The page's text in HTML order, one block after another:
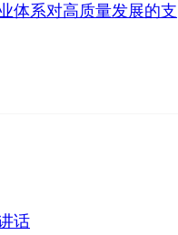
体系对高质量发展的支
话